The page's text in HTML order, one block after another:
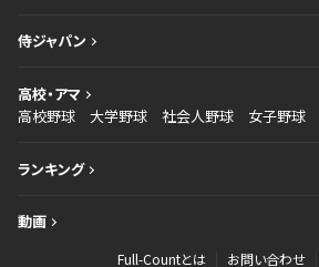
侍ジャパン
高校・アマ
高校野球
大学野球 社会人野球 女子野球
ランキング
動画
Full-Countとは お問い合わせ